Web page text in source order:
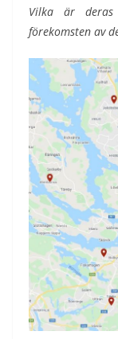
Vilka är deras
förekomsten av